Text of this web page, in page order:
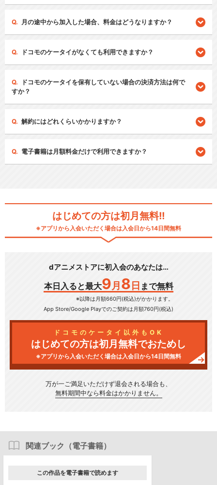
月の途中から加入した場合、料金はどうなりますか？
ドコモのケータイがなくても利用できますか？
ドコモのケータイを保有していない場合の決済方法は何で
すか？
解約にはどれくらいかかりますか？
電子書籍は月額料金だけで利用できますか？
はじめての方は初月無料!!
※アプリから入会いただく場合は入会日から14日間無料
dアニメストアに初入会のあなたは…
本日入ると最大9 月 8 日 まで無料
※以降は月額660円(税込)がかかります。
App Store/Google Playでのご契約は月額760円(税込)
ドコモのケータイ以外もOK
はじめての方は初月無料でおためし
※アプリから入会いただく場合は入会日から14日間無料
万が一ご満足いただけず退会される場合も、
無料期間中なら料金はかかりません。
関連ブック（電子書籍）
この作品を電子書籍で読めます